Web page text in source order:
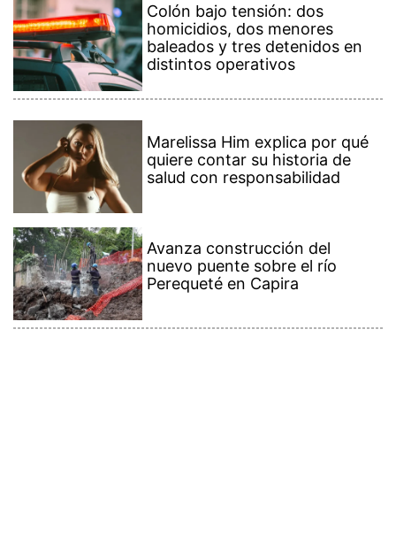
Colón bajo tensión: dos
homicidios, dos menores
baleados y tres detenidos en
distintos operativos
Marelissa Him explica por qué
quiere contar su historia de
salud con responsabilidad
Avanza construcción del
nuevo puente sobre el río
Perequeté en Capira